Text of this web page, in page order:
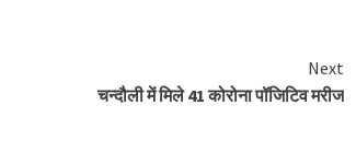
Next
चन्दौली में मिले 41 कोरोना पॉजिटिव मरीज